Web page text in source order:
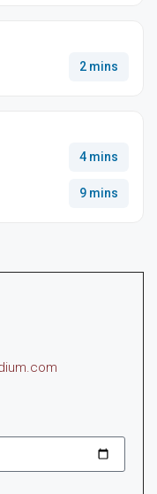
2 mins
4 mins
9 mins